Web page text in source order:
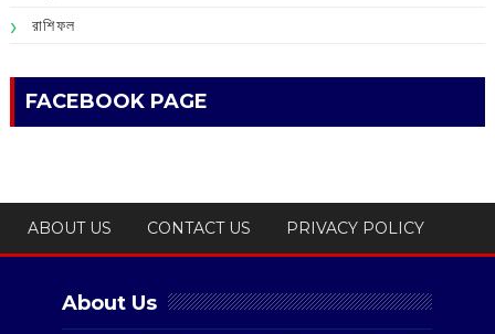
রাশিফল
FACEBOOK PAGE
ABOUT US CONTACT US PRIVACY POLICY
About Us